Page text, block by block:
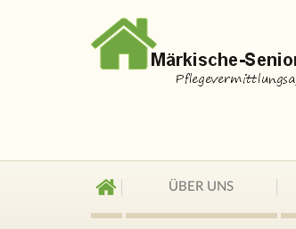
ÜBER UNS